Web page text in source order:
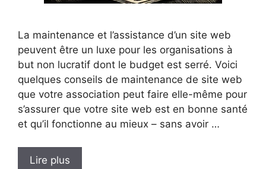
La maintenance et l’assistance d’un site web
peuvent être un luxe pour les organisations à
but non lucratif dont le budget est serré. Voici
quelques conseils de maintenance de site web
que votre association peut faire elle-même pour
s’assurer que votre site web est en bonne santé
et qu’il fonctionne au mieux – sans avoir …
Lire plus